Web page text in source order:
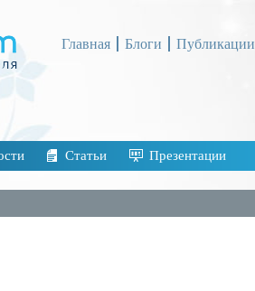
Главная Блоги Публикации
Статьи Презентации